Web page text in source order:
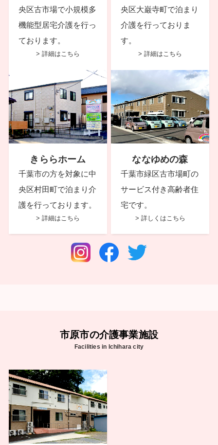
央区古市場で小規模多
機能型居宅介護を行っ
ております。
> 詳細はこちら
央区大巌寺町で泊まり
介護を行っておりま
す。
> 詳細はこちら
きららホーム
千葉市の方を対象に中
央区村田町で泊まり介
護を行っております。
> 詳細はこちら
ななゆめの森
千葉市緑区古市場町の
サービス付き高齢者住
宅です。
> 詳しくはこちら
市原市の介護事業施設
Facilities in Ichihara city